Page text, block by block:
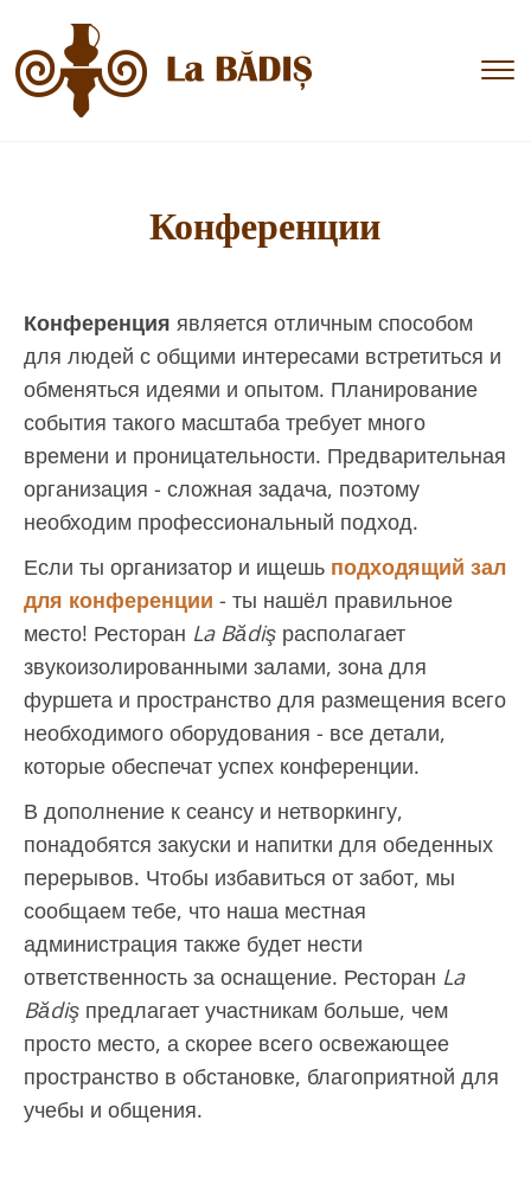
Конференции
Конференция является отличным способом
для людей с общими интересами встретиться и
обменяться идеями и опытом. Планирование
события такого масштаба требует много
времени и проницательности. Предварительная
организация - сложная задача, поэтому
необходим профессиональный подход.
Если ты организатор и ищешь подходящий зал
для конференции - ты нашёл правильное
место! Ресторан La Bădiş располагает
звукоизолированными залами, зона для
фуршета и пространство для размещения всего
необходимого оборудования - все детали,
которые обеспечат успех конференции.
В дополнение к сеансу и нетворкингу,
понадобятся закуски и напитки для обеденных
перерывов. Чтобы избавиться от забот, мы
сообщаем тебе, что наша местная
администрация также будет нести
ответственность за оснащение. Ресторан La
Bădiş предлагает участникам больше, чем
просто место, а скорее всего освежающее
пространство в обстановке, благоприятной для
учебы и общения.